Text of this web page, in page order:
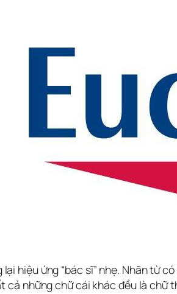
hiệu ứng “bác sĩ” nhẹ. Nhãn từ
những chữ cái khác đều là chữ